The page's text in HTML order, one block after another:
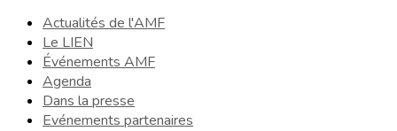
Actualités de l'AMF
Le LIEN
Événements AMF
Agenda
Dans la presse
Evénements partenaires